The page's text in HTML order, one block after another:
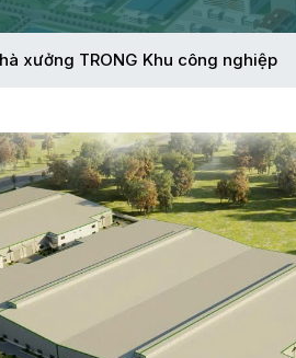
xưởng TRONG Khu công nghiệp